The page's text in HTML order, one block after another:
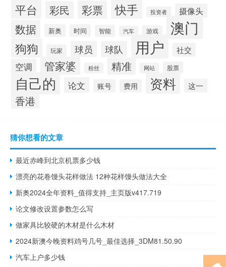
平台 彩民 彩票 快手 投资者 摄像头
数据 新奥 时间 智能 汽车 游戏 澳门
狗狗 玩家 球员 球队 用户 社交
空调 管家婆 粉丝 精准 网站 股票
自己的 论文 账号 费用 资料 这一
香港
猜你想看的文章
最近赤峰到北京机票多少钱
漂亮的花卷馒头花样做法 12种花样馒头做法大全
新奥2024全年资料_值得支持_主页版v417.719
论文修改设置参数怎么写
做家具比较硬的木材是什么木材
2024新澳今晚资料鸡号几号_最佳选择_3DM81.50.90
汽车上户多少钱